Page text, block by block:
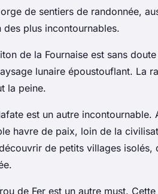
de sentiers de randonnée,
des plus incontournables.
de la Fournaise est sans
lunaire époustouflant. La
la peine.
est un autre
havre de paix, loin de la
de petits villages
de Fer est un autre must.